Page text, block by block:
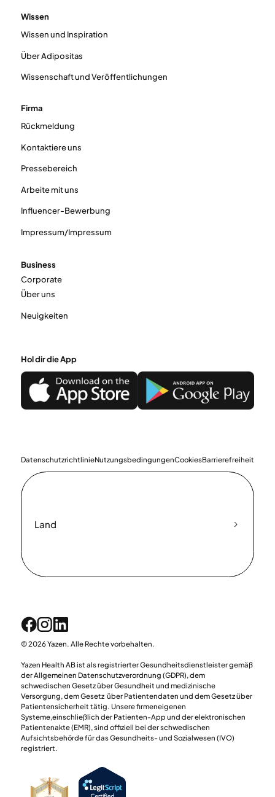
Wissen
Wissen und Inspiration
Über Adipositas
Wissenschaft und Veröffentlichungen
Firma
Rückmeldung
Kontaktiere uns
Pressebereich
Arbeite mit uns
Influencer-Bewerbung
Impressum/Impressum
Business
Corporate
Über uns
Neuigkeiten
Hol dir die App
DatenschutzrichtlinieNutzungsbedingungenCookiesBarrierefreiheit
Land
© 2026 Yazen. Alle Rechte vorbehalten.
Yazen Health AB ist als registrierter Gesundheitsdienstleister gemäß
der Allgemeinen Datenschutzverordnung (GDPR), dem
schwedischen Gesetz über Gesundheit und medizinische
Versorgung, dem Gesetz über Patientendaten und dem Gesetz über
Patientensicherheit tätig. Unsere firmeneigenen
Systeme,einschließlich der Patienten-App und der elektronischen
Patientenakte (EMR), sind offiziell bei der schwedischen
Aufsichtsbehörde für das Gesundheits- und Sozialwesen (IVO)
registriert.